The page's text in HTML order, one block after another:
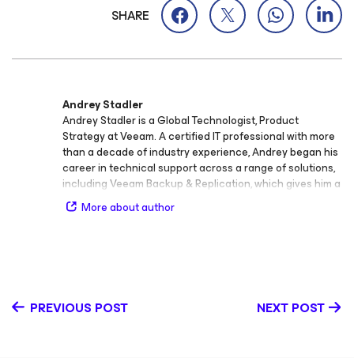
SHARE
Andrey Stadler
Andrey Stadler is a Global Technologist, Product
Strategy at Veeam. A certified IT professional with more
than a decade of industry experience, Andrey began his
career in technical support across a range of solutions,
including Veeam Backup & Replication, which gives him a
practical, customer-first perspective and helps him
connect easily with the Veeam community. Andrey helps
environments. He regularly presents at online and in-
More about author
PREVIOUS POST NEXT POST